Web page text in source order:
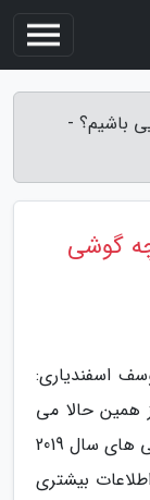
هایی باشیم؟ -
منتظر چه گوشی
اسفندیاری:
ولی از همین حالا می
توانیم به بخشی از ویژگی های بهترین گوشی های سال 2019
بیشتری